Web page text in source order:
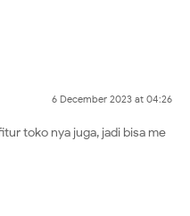
6 December 2023 at 04:26
toko nya juga, jadi bisa me